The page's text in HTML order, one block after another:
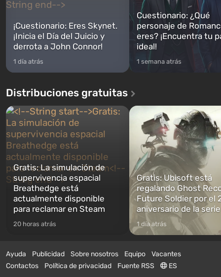
¡Cuestionario: Eres Skynet.
¡Inicia el Día del Juicio y
derrota a John Connor!
1 día atrás
Cuestionario: ¿Qué
personaje de
eres? ¡Encuentra tu
ideal!
1 semana atrás
Distribuciones gratuitas
Gratis: La simulación de
supervivencia espacial
Breathedge está
actualmente disponible
para reclamar en Steam
20 horas atrás
Gratis: Ubisoft está
regalando Ghost
Future Soldier por el
aniversario de la serie
1 día atrás
Ayuda Publicidad Sobre nosotros Equipo
Vacantes
Contactos
Política de privacidad Fuente RSS ES